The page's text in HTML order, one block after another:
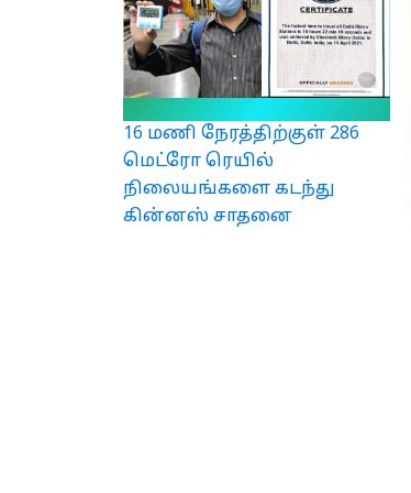
16 மணி நேரத்திற்குள் 286
மெட்ரோ ரெயில்
நிலையங்களை கடந்து
கின்னஸ் சாதனை